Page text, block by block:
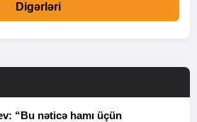
Digərləri
“Bu nəticə hamı üçün